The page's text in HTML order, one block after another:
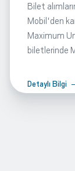
Bilet
Mobil'den
Maximum
biletlerinde
Detaylı Bilgi